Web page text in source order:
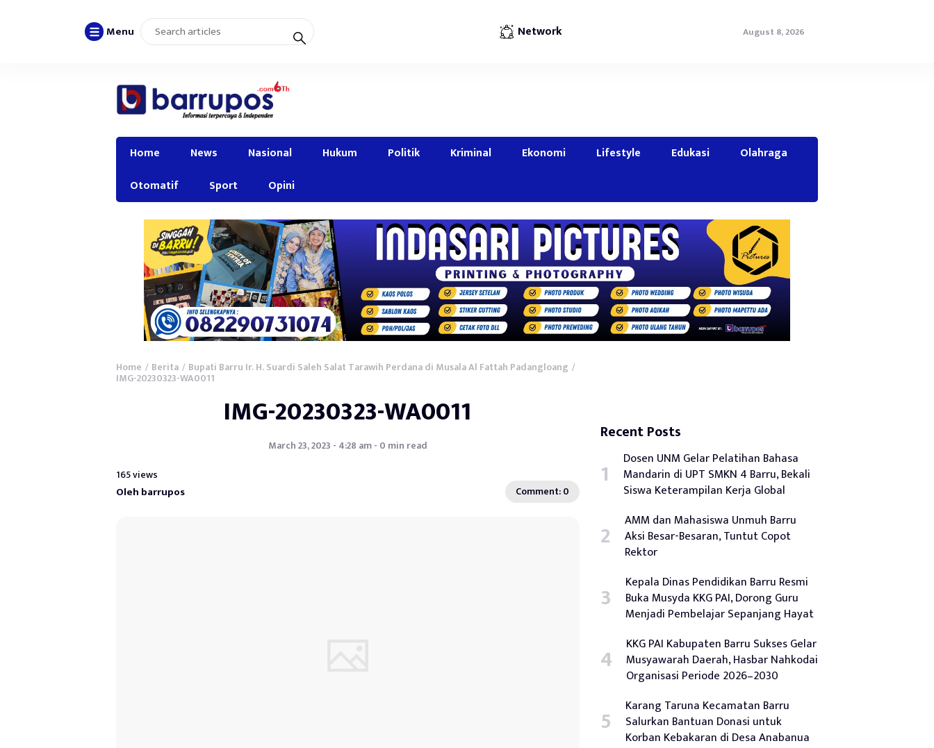
Menu Network August 8, 2026
Home News Nasional Hukum Politik Kriminal Ekonomi Lifestyle Edukasi
Olahraga
Otomatif
Sport Opini
Home / Berita / Bupati Barru Ir. H. Suardi Saleh Salat Tarawih Perdana di Musala Al Fattah Padangloang /
IMG-20230323-WA0011
IMG-20230323-WA0011
March 23, 2023 - 4:28 am - 0 min read
165 views
Oleh barrupos Comment: 0
Recent Posts
Dosen UNM Gelar Pelatihan Bahasa
Mandarin di UPT SMKN 4 Barru, Bekali
Siswa Keterampilan Kerja Global
AMM dan Mahasiswa Unmuh Barru
Aksi Besar-Besaran, Tuntut Copot
Rektor
Kepala Dinas Pendidikan Barru Resmi
Buka Musyda KKG PAI, Dorong Guru
Menjadi Pembelajar Sepanjang Hayat
KKG PAI Kabupaten Barru Sukses Gelar
Musyawarah Daerah, Hasbar Nahkodai
Organisasi Periode 2026–2030
Karang Taruna Kecamatan Barru
Salurkan Bantuan Donasi untuk
Korban Kebakaran di Desa Anabanua